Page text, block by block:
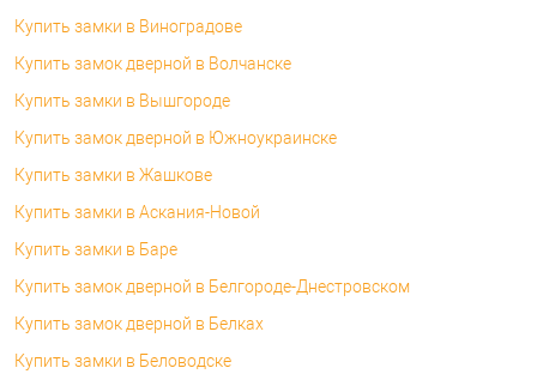
Купить замки в Виноградове
Купить замок дверной в Волчанске
Купить замки в Вышгороде
Купить замок дверной в Южноукраинске
Купить замки в Жашкове
Купить замки в Аскания-Новой
Купить замки в Баре
Купить замок дверной в Белгороде-Днестровском
Купить замок дверной в Белках
Купить замки в Беловодске